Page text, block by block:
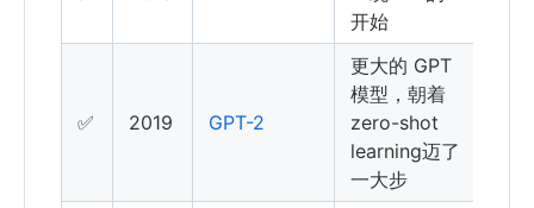
开始
✅ 2019 GPT-2
更大的 GPT
模型，朝着
zero-shot
learning迈了
一大步